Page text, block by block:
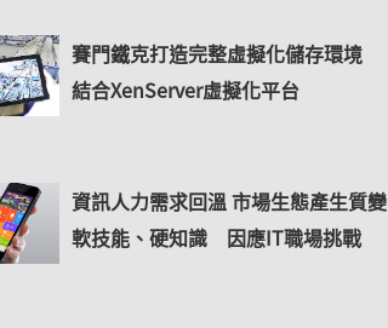
賽門鐵克打造完整虛擬化儲存環境
結合XenServer虛擬化平台
資訊人力需求回溫 市場生態產生質變
軟技能、硬知識 因應IT職場挑戰